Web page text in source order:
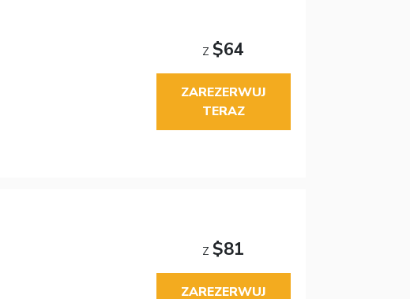
Z$64
ZAREZERWUJ
TERAZ
Z$81
ZAREZERWUJ